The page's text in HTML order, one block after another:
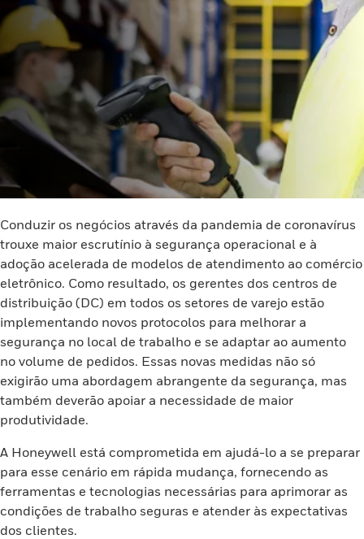
Conduzir os negócios através da pandemia de coronavírus
trouxe maior escrutínio à segurança operacional e à
adoção acelerada de modelos de atendimento ao comércio
eletrônico. Como resultado, os gerentes dos centros de
distribuição (DC) em todos os setores de varejo estão
implementando novos protocolos para melhorar a
segurança no local de trabalho e se adaptar ao aumento
no volume de pedidos. Essas novas medidas não só
exigirão uma abordagem abrangente da segurança, mas
também deverão apoiar a necessidade de maior
produtividade.
A Honeywell está comprometida em ajudá-lo a se preparar
para esse cenário em rápida mudança, fornecendo as
ferramentas e tecnologias necessárias para aprimorar as
condições de trabalho seguras e atender às expectativas
dos clientes.